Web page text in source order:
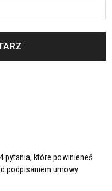
pytania, które powinieneś
podpisaniem umowy